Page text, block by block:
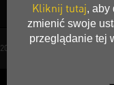
Kliknij tutaj, aby
zmienić swoje
przeglądanie tej
758.74 KB
20250226